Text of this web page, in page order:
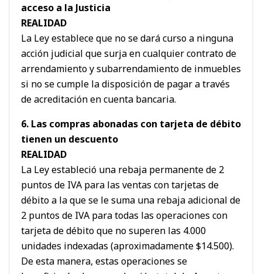
acceso a la Justicia
REALIDAD
La Ley establece que no se dará curso a ninguna
acción judicial que surja en cualquier contrato de
arrendamiento y subarrendamiento de inmuebles
si no se cumple la disposición de pagar a través
de acreditación en cuenta bancaria.
6. Las compras abonadas con tarjeta de débito
tienen un descuento
REALIDAD
La Ley estableció una rebaja permanente de 2
puntos de IVA para las ventas con tarjetas de
débito a la que se le suma una rebaja adicional de
2 puntos de IVA para todas las operaciones con
tarjeta de débito que no superen las 4.000
unidades indexadas (aproximadamente $14.500).
De esta manera, estas operaciones se